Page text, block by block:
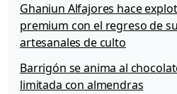
Ghaniun Alfajores hace
premium con el regreso de
artesanales de culto
Barrigón se anima al
limitada con almendras